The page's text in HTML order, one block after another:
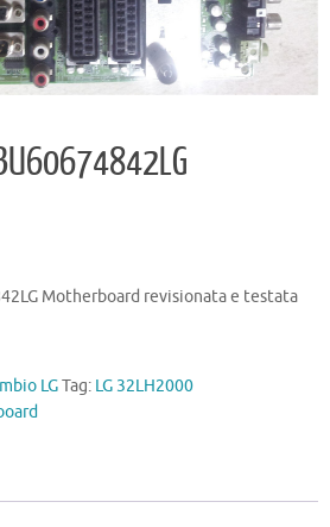
Motherboard revisionata e testata
LGTag: LG 32LH2000